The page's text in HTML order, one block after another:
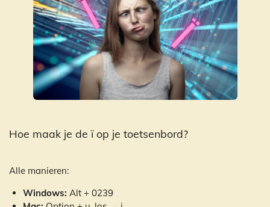
Hoe maak je de ï op je toetsenbord?
Alle manieren:
Windows: Alt + 0239